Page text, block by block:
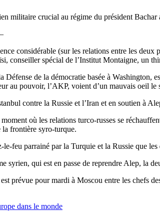
militaire crucial au régime du président
considérable (sur les relations entre les
conseiller spécial de l’Institut Montaigne, un
de la démocratie basée à Washington,
au pouvoir, l’AKP, voient d’un mauvais oeil
contre la Russie et l’Iran et en soutien à
où les relations turco-russes se
la frontière syro-turque.
le-feu parrainé par la Turquie et la Russie que
syrien, qui est en passe de reprendre Alep, la
prévue pour mardi à Moscou entre les chefs
dans le monde